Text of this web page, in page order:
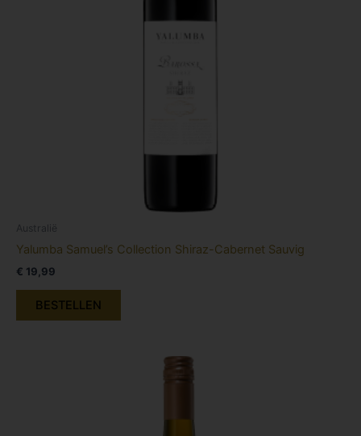
Australië
Yalumba Samuel’s Collection Shiraz-Cabernet Sauvig
€ 19,99
BESTELLEN